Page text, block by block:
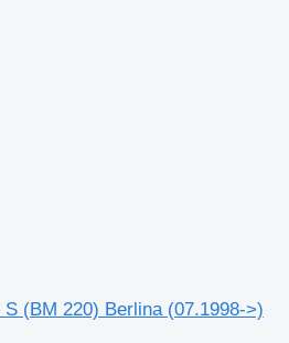
(BM 220) Berlina (07.1998->)